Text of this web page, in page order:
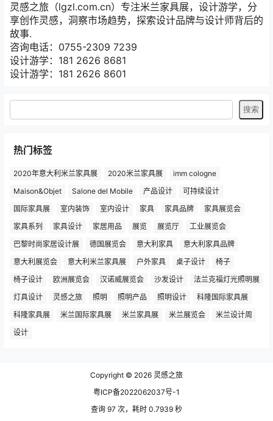
灵感之旅（lgzl.com.cn）专注米兰家具展，设计游学，分
享创作灵感，洞察市场趋势，探索设计品牌与设计师背后的
故事.
咨询电话：0755-2309 7239
设计游学：181 2626 8681
设计游学：181 2626 8601
热门标签
2020年意大利米兰家具展 2020米兰家具展
imm cologne
Maison&Objet
Salone del Mobile 产品设计
可持续设计
国际家具展
室内装饰 室内设计 家具 家具品牌
家具展览会
家具系列
家具设计 家居用品 展览 展览厅
工业展览会
巴黎时尚家居设计展
德国展览会 意大利家具
意大利家具品牌
意大利展览会
意大利米兰家具展 户外家具 桌子设计
椅子
椅子设计
欧洲展览会 汉诺威展览会 沙发设计
法兰克福灯光照明展
灯具设计
灵感之旅 照明 照明产品 照明设计
科隆国际家具展
科隆家具展
米兰国际家具展 米兰家具展 米兰展览会
米兰设计周
设计
Copyright © 2026 灵感之旅
粤ICP备2022062037号-1
查询 97 次，耗时 0.7939 秒